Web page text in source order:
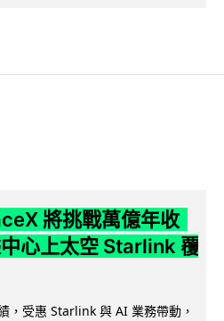
將挑戰萬億年收
心上太空 Starlink 覆
，受惠 Starlink 與 AI 業務帶動，